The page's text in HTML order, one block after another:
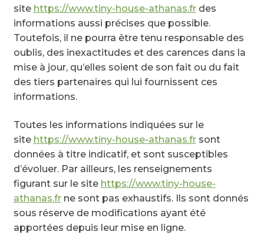
site https://www.tiny-house-athanas.frdes
informations aussi précises que possible.
Toutefois, il ne pourra être tenu responsable des
oublis, des inexactitudes et des carences dans la
mise à jour, qu’elles soient de son fait ou du fait
des tiers partenaires qui lui fournissent ces
informations.
Toutes les informations indiquées sur le
site https://www.tiny-house-athanas.frsont
données à titre indicatif, et sont susceptibles
d’évoluer. Par ailleurs, les renseignements
figurant sur le site https://www.tiny-house-
athanas.frne sont pas exhaustifs. Ils sont donnés
sous réserve de modifications ayant été
apportées depuis leur mise en ligne.